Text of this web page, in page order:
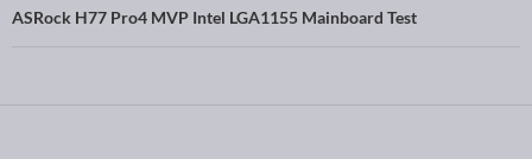
ASRock H77 Pro4 MVP Intel LGA1155 Mainboard Test